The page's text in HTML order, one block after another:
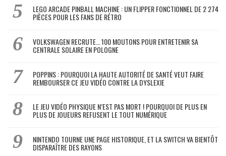
LEGO ARCADE PINBALL MACHINE : UN FLIPPER FONCTIONNEL DE 2 274
PIÈCES POUR LES FANS DE RÉTRO
VOLKSWAGEN RECRUTE… 100 MOUTONS POUR ENTRETENIR SA
CENTRALE SOLAIRE EN POLOGNE
POPPINS : POURQUOI LA HAUTE AUTORITÉ DE SANTÉ VEUT FAIRE
REMBOURSER CE JEU VIDÉO CONTRE LA DYSLEXIE
LE JEU VIDÉO PHYSIQUE N’EST PAS MORT ! POURQUOI DE PLUS EN
PLUS DE JOUEURS REFUSENT LE TOUT NUMÉRIQUE
NINTENDO TOURNE UNE PAGE HISTORIQUE, ET LA SWITCH VA BIENTÔT
DISPARAÎTRE DES RAYONS